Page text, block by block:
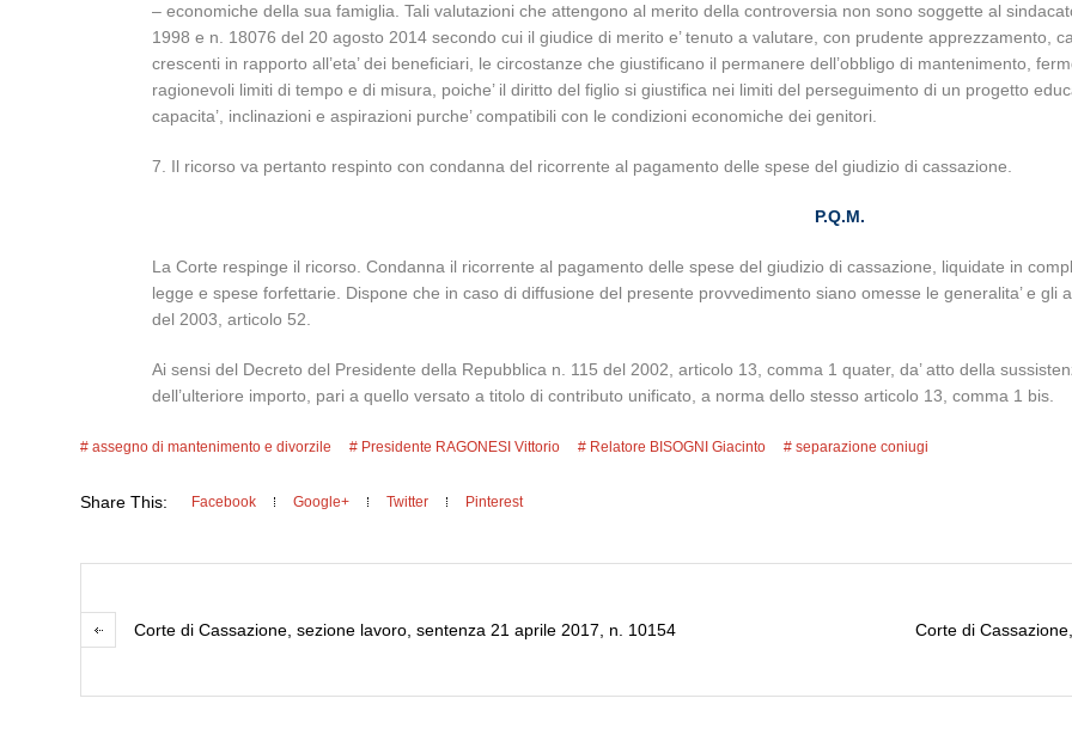
– economiche della sua famiglia. Tali valutazioni che attengono al merito della controversia non sono soggette al
1998 e n. 18076 del 20 agosto 2014 secondo cui il giudice di merito e’ tenuto a valutare, con prudente apprezzamento,
crescenti in rapporto all’eta’ dei beneficiari, le circostanze che giustificano il permanere dell’obbligo di mantenimento,
ragionevoli limiti di tempo e di misura, poiche’ il diritto del figlio si giustifica nei limiti del perseguimento di un progetto
capacita’, inclinazioni e aspirazioni purche’ compatibili con le condizioni economiche dei genitori.
7. Il ricorso va pertanto respinto con condanna del ricorrente al pagamento delle spese del giudizio di cassazione.
P.Q.M.
La Corte respinge il ricorso. Condanna il ricorrente al pagamento delle spese del giudizio di cassazione, liquidate in
legge e spese forfettarie. Dispone che in caso di diffusione del presente provvedimento siano omesse le generalita’ e
del 2003, articolo 52.
Ai sensi del Decreto del Presidente della Repubblica n. 115 del 2002, articolo 13, comma 1 quater, da’ atto della
dell’ulteriore importo, pari a quello versato a titolo di contributo unificato, a norma dello stesso articolo 13, comma 1 bis.
assegno di mantenimento e divorzile Presidente RAGONESI Vittorio Relatore BISOGNI Giacinto separazione coniugi
Share This: Facebook Google+ Twitter Pinterest
Corte di
Corte di Cassazione, sezione lavoro, sentenza 21 aprile 2017, n. 10154